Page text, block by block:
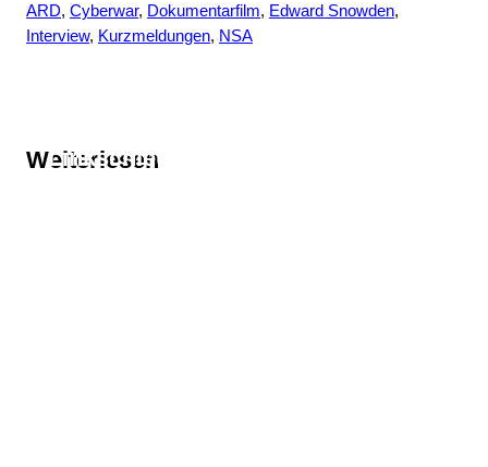
ARD, Cyberwar, Dokumentarfilm, Edward Snowden
Interview, Kurzmeldungen, NSA
Weiterlesen
Linkschleuder